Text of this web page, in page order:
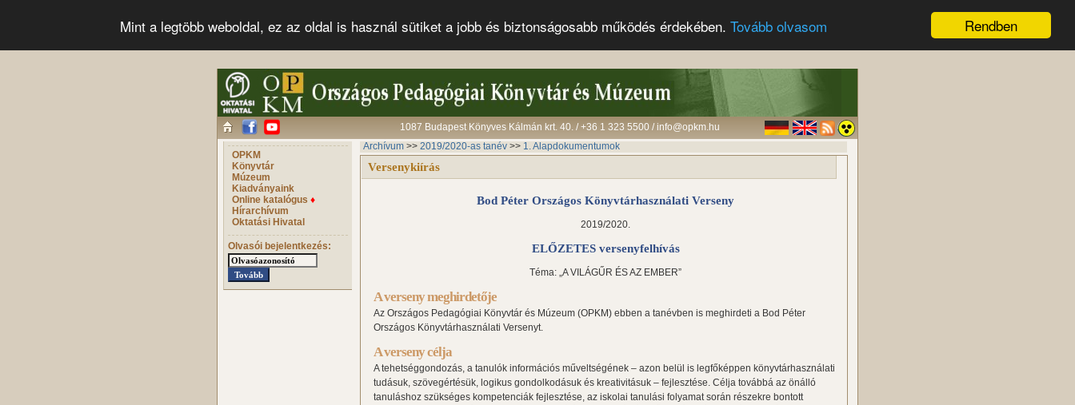
Rendben
Mint a legtöbb weboldal, ez az oldal is használ sütiket a jobb és biztonságosabb működés érdekében. Tovább olvasom
1087 Budapest Könyves Kálmán krt. 40. / +36 1 323 5500 / info@opkm.hu
OPKM
Könyvtár
Múzeum
Kiadványaink
Online katalógus ♦
Hírarchívum
Oktatási Hivatal
Olvasói bejelentkezés:
Archívum >> 2019/2020-as tanév >> 1. Alapdokumentumok
Versenykiírás
Bod PéterOrszágos Könyvtárhasználati Verseny
2019/2020.
ELŐZETES versenyfelhívás
Téma: „A VILÁGŰR ÉS AZ EMBER”
A verseny meghirdetője
Az Országos Pedagógiai Könyvtár és Múzeum (OPKM) ebben a tanévben is meghirdeti a Bod Péter
Országos Könyvtárhasználati Versenyt.
A verseny célja
A tehetséggondozás, a tanulók információs műveltségének – azon belül is legfőképpen könyvtárhasználati
tudásuk, szövegértésük, logikus gondolkodásuk és kreativitásuk – fejlesztése. Célja továbbá az önálló
tanuláshoz szükséges kompetenciák fejlesztése, az iskolai tanulási folyamat során részekre bontott